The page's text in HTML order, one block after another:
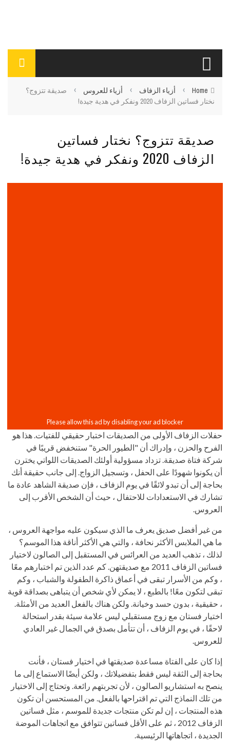
Home
› أزياء الزفاف › أزياء للعروس ›
صديقة تتزوج؟
نختار فساتين الزفاف 2020 ونفكر في هدية جيدة!
صديقة تتزوج؟ نختار فساتين
الزفاف 2020 ونفكر في هدية جيدة!
حفلات الزفاف الأولى من الصديقات اختبار حقيقي للفتيات. هذا هو
الفرح والحزن ، وإدراك أن "الطيور الحرة" ستنخفض قريبًا في
شركة فتاة صديقة. تزداد مسؤولية أولئك الصديقات اللواتي يخترن
أن يكونوا شهودًا على الحفل ، وتسجيل الزواج. إلى جانب حقيقة أنك
بحاجة إلى أن تبدو لائقًا في يوم الزفاف ، فإن صديقة الشاهد عادة ما
تشارك في الاستعدادات للاحتفال ، حيث أن الشخص الأقرب إلى
العروس.
من غير أفضل صديق يعرف ما الذي سيكون عليه مواجهة العروس ،
ما هي الملابس الأكثر نحافة ، والتي هي الأكثر أناقة هذا الموسم؟
لذلك ، تذهب العديد من العرائس في المستقبل إلى الصالون لاختيار
فساتين الزفاف 2011 مع صديقتهن. كم عدد الذين تم اختبارهم معًا
، وكم من الأسرار تبقى في أعماق ذاكرة الطفولة والشباب ، وكم
تبقى لتكون معًا! بالطبع ، لا يمكن لأي شخص أن يتباهى بصداقة قوية
، حقيقية ، بدون حسد وخيانة. ولكن هناك بالفعل العديد من الأمثلة.
اختيار فستان مع زوج مستقبلي ليس علامة سيئة بقدر استحالة
لاحقًا ، في يوم الزفاف ، أن تتأمل بصدق في الجمال غير العادي
للعروس.
إذا كان على الفتاة مساعدة صديقتها في اختيار فستان ، فأنت
بحاجة إلى الثقة ليس فقط بتفضيلاتك ، ولكن أيضًا الاستماع إلى ما
ينصح به استشاريو الصالون ، لأن تجربتهم رائعة. وتحتاج إلى الاختيار
من تلك النماذج التي تم اقتراحها بالفعل. من المستحسن أن تكون
هذه المنتجات ، إن لم تكن منتجات جديدة للموسم ، مثل فساتين
الزفاف 2012 ، ثم على الأقل فساتين تتوافق مع اتجاهات الموضة
الجديدة ، اتجاهاتها الرئيسية.